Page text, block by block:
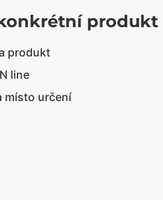
produkt
produkt
line
místo určení